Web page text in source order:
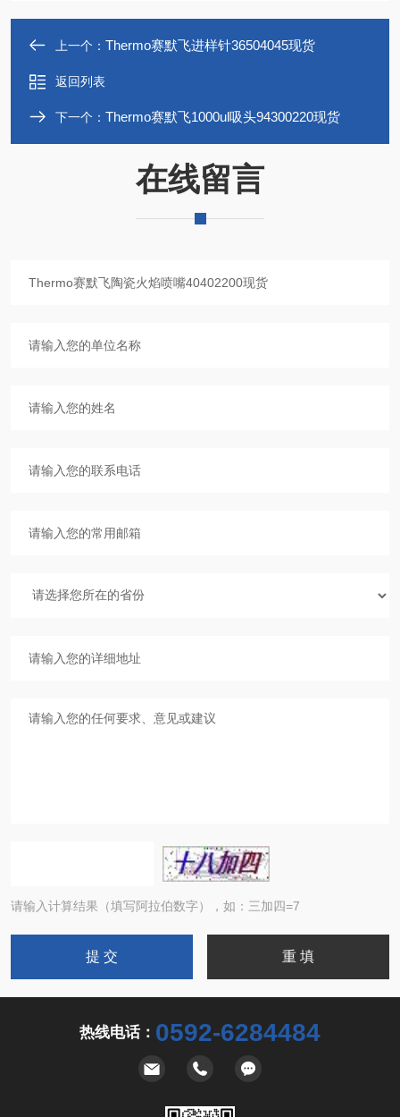
上一个： Thermo赛默飞进样针36504045现货
返回列表
下一个： Thermo赛默飞1000ul吸头94300220现货
在线留言
请输入计算结果（填写阿拉伯数字），如：三加四=7
热线电话： 0592-6284484